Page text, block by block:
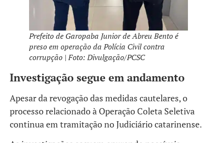
Prefeito de Garopaba Junior de Abreu Bento é
preso em operação da Polícia Civil contra
corrupção | Foto: Divulgação/PCSC
Investigação segue em andamento
Apesar da revogação das medidas cautelares, o
processo relacionado à Operação Coleta Seletiva
continua em tramitação no Judiciário catarinense.